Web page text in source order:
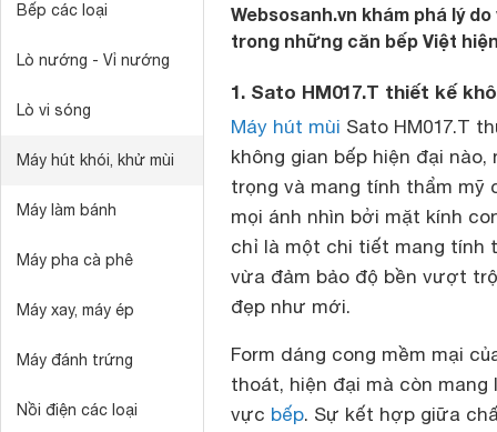
Bếp các loại
Lò nướng - Vỉ nướng
Lò vi sóng
Máy hút khói, khử mùi
Máy làm bánh
Máy pha cà phê
Máy xay, máy ép
Máy đánh trứng
Nồi điện các loại
Websosanh.vn khám phá lý
trong những căn bếp Việt
1. Sato HM017.T thiết kế
Máy hút mùi Sato HM017.T
không gian bếp hiện đại
trọng và mang tính thẩm mỹ
mọi ánh nhìn bởi mặt kính
chỉ là một chi tiết mang tính
vừa đảm bảo độ bền vượt
đẹp như mới.
Form dáng cong mềm mại
thoát, hiện đại mà còn mang
vực bếp. Sự kết hợp giữa